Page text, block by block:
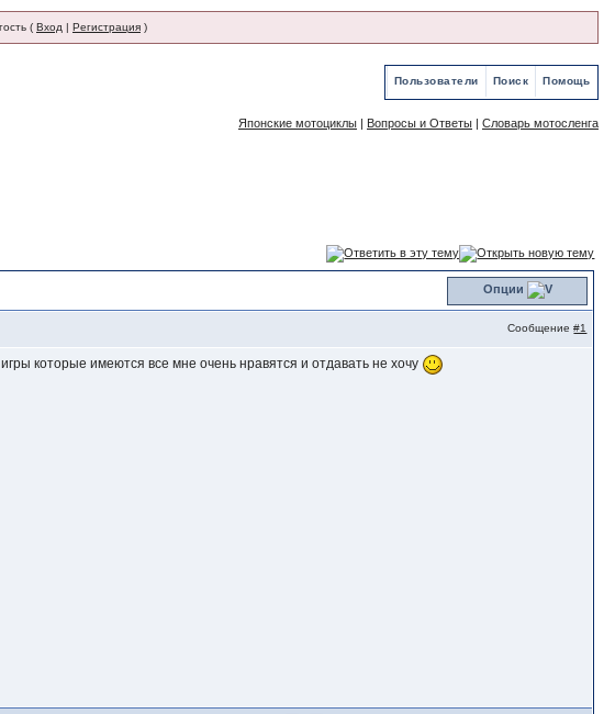
( Вход | Регистрация )
Помощь
Поиск
Пользователи
Японские мотоциклы | Вопросы и Ответы | Словарь мотосленга
Опции
Сообщение#1
которые имеются все мне очень нравятся и отдавать не хочу